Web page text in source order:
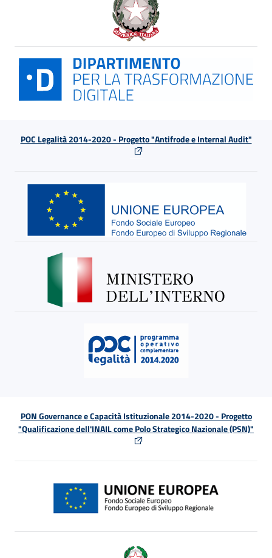
POC Legalità 2014-2020 - Progetto "Antifrode e Internal Audit"
PON Governance e Capacità Istituzionale 2014-2020 - Progetto
"Qualificazione dell'INAIL come Polo Strategico Nazionale (PSN)"